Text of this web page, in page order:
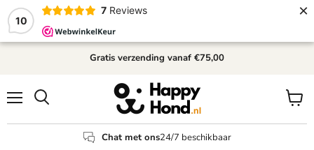
10
7 Reviews ×
Gratis verzending vanaf €75,00
Chat met ons24/7 beschikbaar